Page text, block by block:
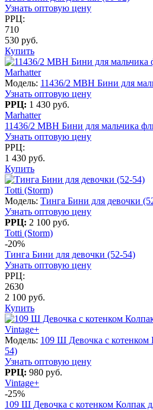
Узнать оптовую цену
РРЦ:
710
530 руб.
Купить
Marhatter
Модель: 11436/2 MBH Бини для
Узнать оптовую цену
РРЦ: 1 430 руб.
Marhatter
11436/2 MBH Бини для мальчика
Узнать оптовую цену
РРЦ:
1 430 руб.
Купить
Totti (Storm)
Модель: Тинга Бини для девочки
Узнать оптовую цену
РРЦ: 2 100 руб.
Totti (Storm)
-20%
Тинга Бини для девочки (52-54)
Узнать оптовую цену
РРЦ:
2630
2 100 руб.
Купить
Vintage+
Модель: 109 Ш Девочка с котенком
54)
Узнать оптовую цену
РРЦ: 980 руб.
Vintage+
-25%
109 Ш Девочка с котенком Колпак